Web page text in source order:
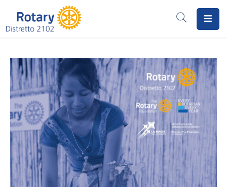
Il
Rotary
Distretto
2102
Progetti
Notizie